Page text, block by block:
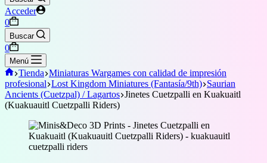
Acceder
Carro
de
compra
0
Buscar
Carro
de
compra
0
Menú
Inicio
Tienda Miniaturas Wargames con calidad de impresión
profesional Lost Kingdom Miniatures (Fantasía/9th) Saurian
Ancients (Cuetzpal) / Lagartos Jinetes Cuetzpalli en Kuakuaitl
(Kuakuauitl Cuetzpalli Riders)